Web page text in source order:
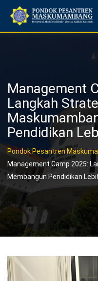
content
Management
Langkah
Pendidikan
Pondok Pesantren
Management Camp 2025:
Membangun Pendidikan